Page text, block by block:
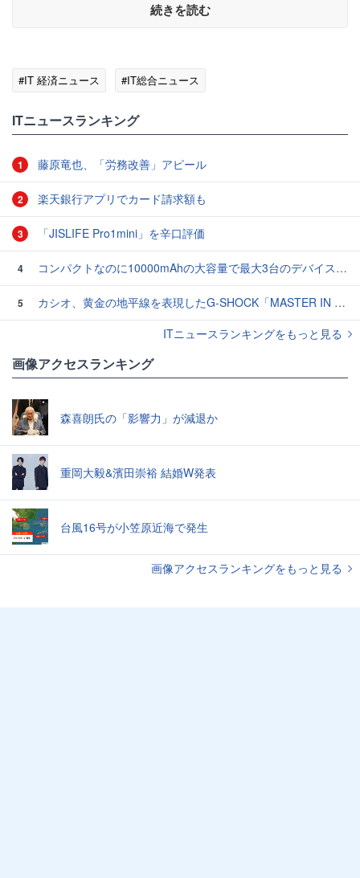
続きを読む
#IT 経済ニュース #IT総合ニュース
ITニュースランキング
1 藤原竜也、「労務改善」アピール
2 楽天銀行アプリでカード請求額も
3 「JISLIFE Pro1mini」を辛口評価
4 コンパクトなのに10000mAhの大容量で最大3台のデバイスを同時充電できる半固体モバイルバッテリー「SMARTCOBY Pro SLIM SS」レビュー
5
カシオ、黄金の地平線を表現したG-SHOCK「MASTER IN HORIZON GOLD」3モデル
ITニュースランキングをもっと見る
画像アクセスランキング
森喜朗氏の「影響力」が減退か
重岡大毅&濱田崇裕 結婚W発表
台風16号が小笠原近海で発生
画像アクセスランキングをもっと見る